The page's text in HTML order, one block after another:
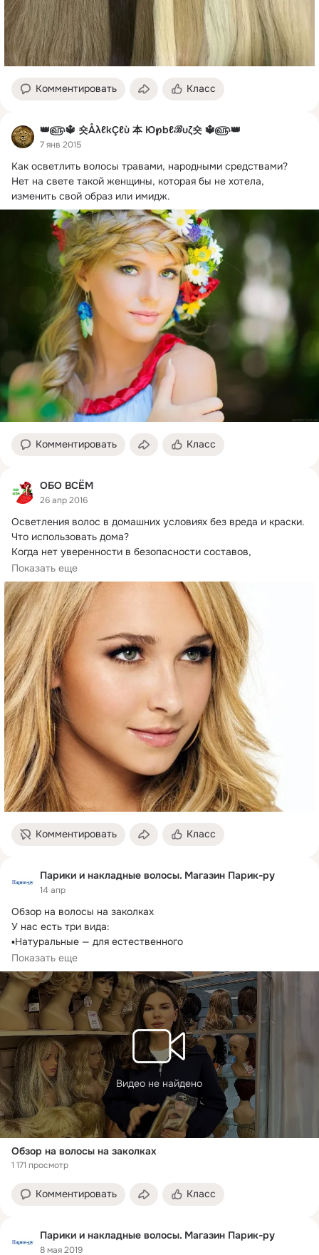
Комментировать Класс
👑௵🔱 숏ÅλℓkÇℓù 本 Ю℘bℓℬuζ숏 🔱௵👑
7 янв 2015
Как осветлить волосы травами, народными средствами?
Нет на свете такой женщины, которая бы не хотела,
изменить свой образ или имидж.
Комментировать Класс
ОБО ВСЁМ
26 апр 2016
Осветления волос в домашних условиях без вреда и краски.
Что использовать дома?
Когда нет уверенности в безопасности составов,
предлагаемых...
Показать еще
Комментировать Класс
Парики и накладные волосы. Магазин Парик-ру
14 апр
Обзор на волосы на заколках
У нас есть три вида:
▪️Натуральные — для естественного
блеска.
▪️Искусственные — бюджетный вариант
для образов.
Показать еще
Видео не найдено
Обзор на волосы на заколках
1 171 просмотр
Комментировать Класс
Парики и накладные волосы. Магазин Парик-ру
8 мая 2019